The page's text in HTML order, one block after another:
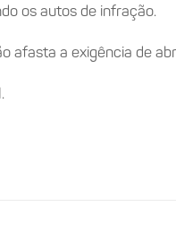
os autos de infração.
afasta a exigência de